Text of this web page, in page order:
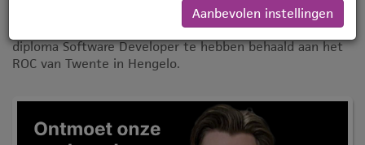
Hallo! Mijn naam is Sander Brilman en ik ben 20 jaar.
Momenteel volg ik de HBO ICT-opleiding, na eerder mijn
diploma Software Developer te hebben behaald aan het
ROC van Twente in Hengelo.
Aanbevolen instellingen